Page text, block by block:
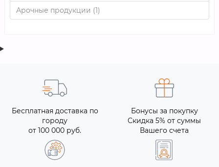
Арочные продукции (1)
Бесплатная доставка по
городу
от 100 000 руб.
Бонусы за покупку
Скидка 5% от суммы
Вашего счета